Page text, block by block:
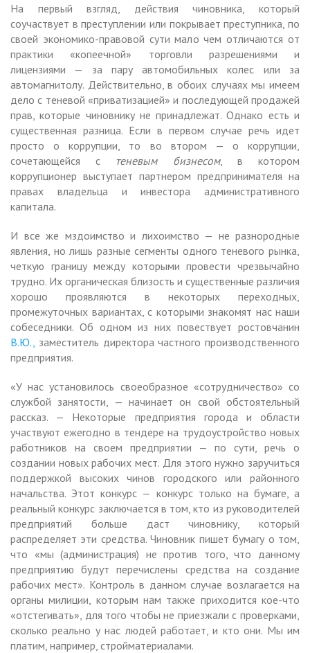
На первый взгляд, действия чиновника, который
соучаствует в преступлении или покрывает преступника, по
своей экономико-правовой сути мало чем отличаются от
практики «копеечной» торговли разрешениями и
лицензиями — за пару автомобильных колес или за
автомагнитолу. Действительно, в обоих случаях мы имеем
дело с теневой «приватизацией» и последующей продажей
прав, которые чиновнику не принадлежат. Однако есть и
существенная разница. Если в первом случае речь идет
просто о коррупции, то во втором — о коррупции,
сочетающейся с теневым бизнесом, в котором
коррупционер выступает партнером предпринимателя на
правах владельца и инвестора административного
капитала.
И все же мздоимство и лихоимство — не разнородные
явления, но лишь разные сегменты одного теневого рынка,
четкую границу между которыми провести чрезвычайно
трудно. Их органическая близость и существенные различия
хорошо проявляются в некоторых переходных,
промежуточных вариантах, с которыми знакомят нас наши
собеседники. Об одном из них повествует ростовчанин
В.Ю., заместитель директора частного производственного
предприятия.
«У нас установилось своеобразное «сотрудничество» со
службой занятости, — начинает он свой обстоятельный
рассказ. — Некоторые предприятия города и области
участвуют ежегодно в тендере на трудоустройство новых
работников на своем предприятии — по сути, речь о
создании новых рабочих мест. Для этого нужно заручиться
поддержкой высоких чинов городского или районного
начальства. Этот конкурс — конкурс только на бумаге, а
реальный конкурс заключается в том, кто из руководителей
предприятий больше даст чиновнику, который
распределяет эти средства. Чиновник пишет бумагу о том,
что «мы (администрация) не против того, что данному
предприятию будут перечислены средства на создание
рабочих мест». Контроль в данном случае возлагается на
органы милиции, которым нам также приходится кое-что
«отстегивать», для того чтобы не приезжали с проверками,
сколько реально у нас людей работает, и кто они. Мы им
платим, например, стройматериалами.